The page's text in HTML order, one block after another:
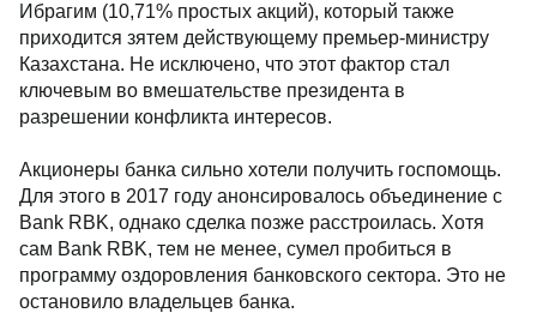
Ибрагим (10,71% простых акций), который также
приходится зятем действующему премьер-министру
Казахстана. Не исключено, что этот фактор стал
ключевым во вмешательстве президента в
разрешении конфликта интересов.
Акционеры банка сильно хотели получить госпомощь.
Для этого в 2017 году анонсировалось объединение с
Bank RBK, однако сделка позже расстроилась. Хотя
сам Bank RBK, тем не менее, сумел пробиться в
программу оздоровления банковского сектора. Это не
остановило владельцев банка.